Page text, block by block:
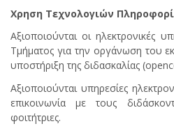
Χρηση Τεχνολογιών
Αξιοποιούνται οι ηλεκτρονικές
Τμήματος για την οργάνωση του
υποστήριξη της διδασκαλίας
Αξιοποιούνται υπηρεσίες
επικοινωνία με τους
φοιτήτριες.